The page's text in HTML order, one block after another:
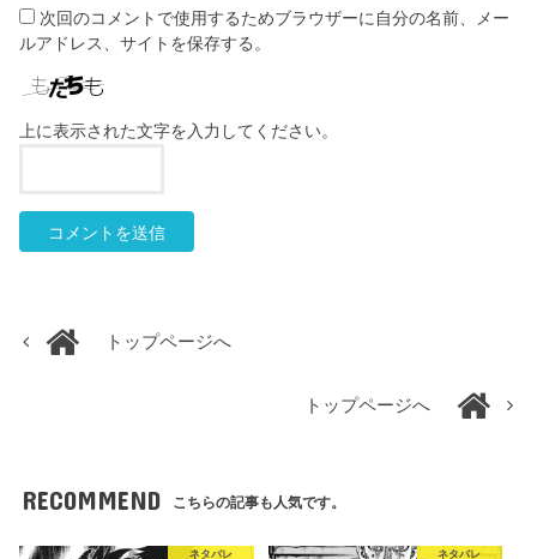
次回のコメントで使用するためブラウザーに自分の名前、メー
ルアドレス、サイトを保存する。
上に表示された文字を入力してください。
トップページへ
トップページへ
RECOMMEND こちらの記事も人気です。
ネタバレ ネタバレ